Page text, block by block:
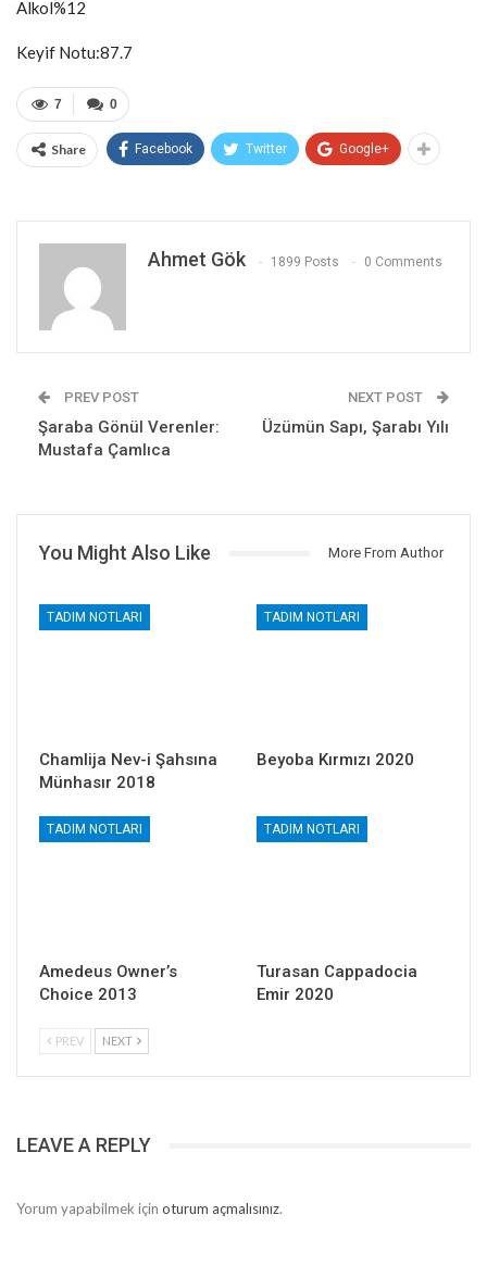
Alkol%12
Keyif Notu:87.7
0
7
Share Facebook Twitter Google+
Ahmet Gök 1899 Posts 0 Comments
PREV POST
Şaraba Gönül Verenler:
Mustafa Çamlıca
NEXT POST
Üzümün Sapı, Şarabı Yılı
You Might Also Like More From Author
TADIM NOTLARI
Chamlija Nev-i Şahsına
Münhasır 2018
TADIM NOTLARI
Beyoba Kırmızı 2020
TADIM NOTLARI
Amedeus Owner’s
Choice 2013
TADIM NOTLARI
Turasan Cappadocia
Emir 2020
PREV NEXT
LEAVE A REPLY
Yorum yapabilmek için oturum açmalısınız.